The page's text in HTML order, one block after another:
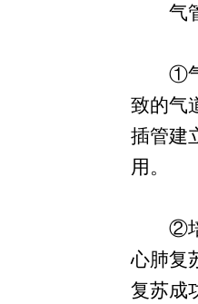
气管
①气管
致的气
插管建
用。
②培养
心肺复
复苏成